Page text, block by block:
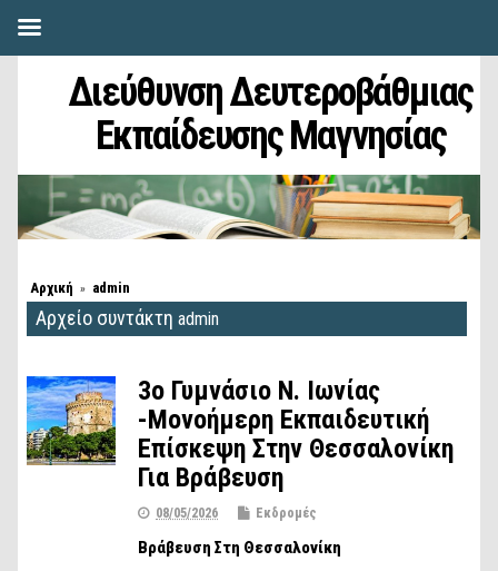
Διεύθυνση Δευτεροβάθμιας
Εκπαίδευσης Μαγνησίας
Αρχική » admin
Αρχείο συντάκτη admin
3o Γυμνάσιο Ν. Ιωνίας
-Μονοήμερη Εκπαιδευτική
Επίσκεψη Στην Θεσσαλονίκη
Για Βράβευση
08/05/2026 Εκδρομές
Βράβευση Στη Θεσσαλονίκη